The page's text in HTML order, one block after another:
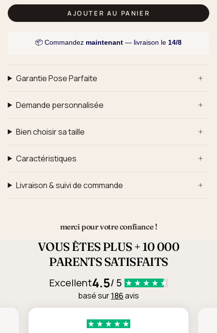
AJOUTER AU PANIER
📦 Commandez maintenant — livraison le 14/8
Garantie Pose Parfaite
Demande personnalisée
Bien choisir sa taille
Caractéristiques
Livraison & suivi de commande
merci pour votre confiance !
VOUS ÊTES PLUS + 10 000
PARENTS SATISFAITS
Excellent4.5/ 5
basé sur186avis